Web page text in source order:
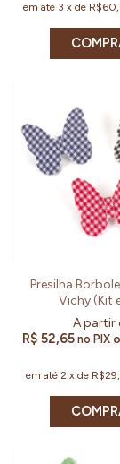
em até 3 xde
Presilha
Vichy (Kit
R$ 52,65 no PIX
em até2 xde